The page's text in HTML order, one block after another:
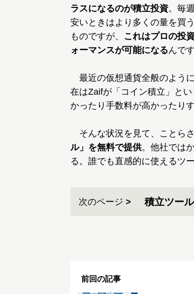
ラスになるのが積立投資。毎
安いときはより多くの量を買
ものですが、 これはプロの投
ォーマンスが可能になるんです
最近の仮想通貨全般のよう
在はZaifが「コイン積立」と
かったり手数料が高かったりす
そんな状況を見て、ことら
ル」を無料で提供。他社では
る。誰でも直感的に使えるツ
次のページ 積立ツー
前回の記事